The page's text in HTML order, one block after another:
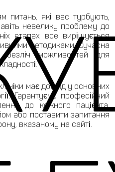
питань, які вас турбують,
невелику проблему до
етапах все вирішується
методиками. Сучасна
безліч можливостей для
має досвід у основних
Гарантуємо професійний
до кожного пацієнта.
або поставити запитання
вказаному на сайті.